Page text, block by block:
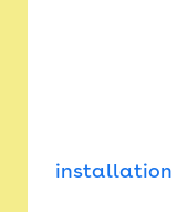
installation